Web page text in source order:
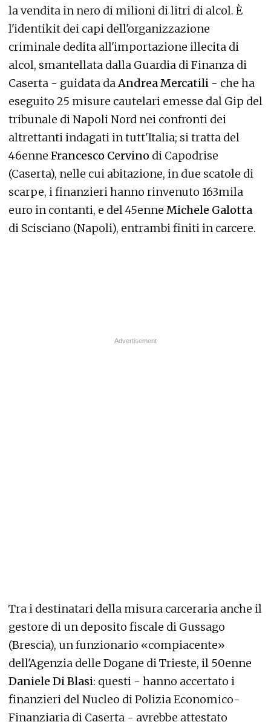
la vendita in nero di milioni di litri di alcol. È
l'identikit dei capi dell'organizzazione
criminale dedita all'importazione illecita di
alcol, smantellata dalla Guardia di Finanza di
Caserta - guidata da Andrea Mercatili - che ha
eseguito 25 misure cautelari emesse dal Gip del
tribunale di Napoli Nord nei confronti dei
altrettanti indagati in tutt'Italia; si tratta del
46enne Francesco Cervino di Capodrise
(Caserta), nelle cui abitazione, in due scatole di
scarpe, i finanzieri hanno rinvenuto 163mila
euro in contanti, e del 45enne Michele Galotta
di Scisciano (Napoli), entrambi finiti in carcere.
Tra i destinatari della misura carceraria anche il
gestore di un deposito fiscale di Gussago
(Brescia), un funzionario «compiacente»
dell'Agenzia delle Dogane di Trieste, il 50enne
Daniele Di Blasi: questi - hanno accertato i
finanzieri del Nucleo di Polizia Economico-
Finanziaria di Caserta - avrebbe attestato